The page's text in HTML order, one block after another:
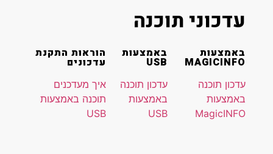
עדכוני תוכנה
באמצעות
MAGICINFO
עדכון תוכנה
באמצעות
MagicINFO
באמצעות
USB
עדכון תוכנה
באמצעות
הוראות התקנת
עדכונים
איך מעדכנים
תוכנה באמצעות